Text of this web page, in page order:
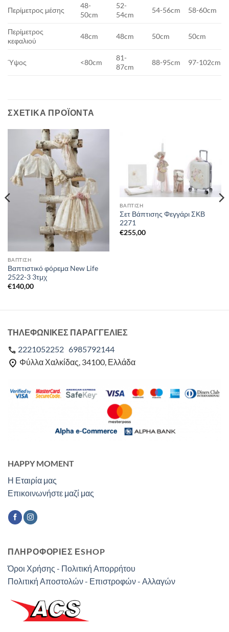
Περίμετρος μέσης
48-
50cm
52-
54cm
54-56cm 58-60cm
Περίμετρος
κεφαλιού
48cm 48cm 50cm 50cm
Ύψος <80cm
81-
87cm
88-95cm 97-102cm
ΣΧΕΤΙΚΆ ΠΡΟΪΌΝΤΑ
ΒΑΠΤΙΣΗ
Βαπτιστικό φόρεμα New Life
2522-3 3τμχ
€140,00
ΒΑΠΤΙΣΗ
Σετ Βάπτισης Φεγγάρι ΣΚΒ
2271
€255,00
HAPPY MOMENT
Η Εταιρία μας
Επικοινωνήστε μαζί μας
ΠΛΗΡΟΦΟΡΙΕΣ ΕSHOP
Όροι Χρήσης - Πολιτική Απορρήτου
Πολιτική Αποστολών - Επιστροφών - Αλλαγών
ΤΗΛΕΦΩΝΙΚΕΣ ΠΑΡΑΓΓΕΛΙΕΣ
2221052252 6985792144
Φύλλα Χαλκίδας, 34100, Ελλάδα